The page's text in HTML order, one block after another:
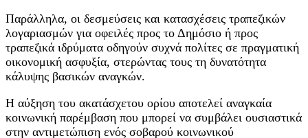
Παράλληλα, οι δεσμεύσεις και κατασχέσεις τραπεζικών
λογαριασμών για οφειλές προς το Δημόσιο ή προς
τραπεζικά ιδρύματα οδηγούν συχνά πολίτες σε πραγματική
οικονομική ασφυξία, στερώντας τους τη δυνατότητα
κάλυψης βασικών αναγκών.
Η αύξηση του ακατάσχετου ορίου αποτελεί αναγκαία
κοινωνική παρέμβαση που μπορεί να συμβάλει ουσιαστικά
στην αντιμετώπιση ενός σοβαρού κοινωνικού